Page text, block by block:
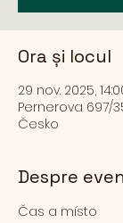
Ora și locul
29 nov. 2025,
Pernerova 697/
Česko
Despre
Čas a místo